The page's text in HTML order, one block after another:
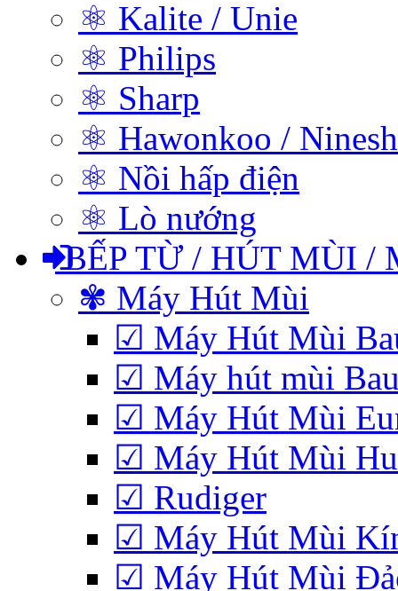
⚛ Kalite / Unie
⚛ Philips
⚛ Sharp
⚛ Hawonkoo /
⚛ Nồi hấp điện
⚛ Lò nướng
BẾP TỪ / HÚT MÙI /
✾ Máy Hút Mùi
☑ Máy Hút Mùi
☑ Máy hút mùi
☑ Máy Hút Mùi
☑ Máy Hút Mùi
☑ Rudiger
☑ Máy Hút Mùi
☑ Máy Hút Mùi